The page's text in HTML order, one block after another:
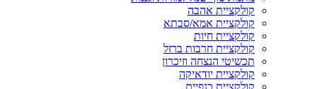
קולקציית אהבה
קולקציית אמא/סבתא
קולקציית חיות
קולקציית חרבות ברזל
תכשיטי הנצחה וזיכרון
קולקציית יודאיקה
קולקציית כנפיים